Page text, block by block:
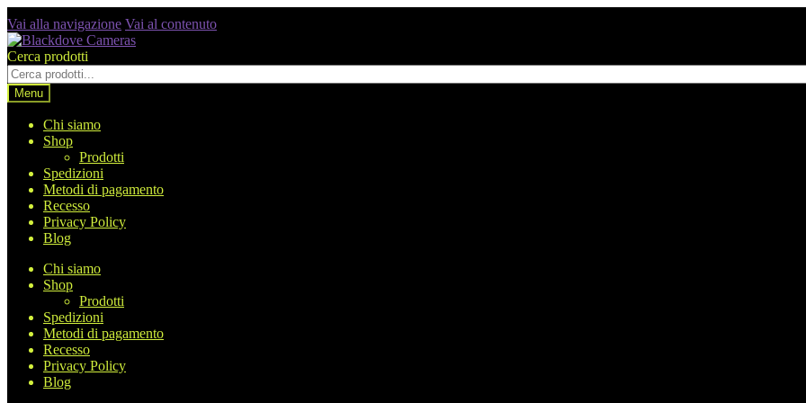
Vai alla navigazione Vai al contenuto
Cerca prodotti
Menu
Chi siamo
Shop
Prodotti
Spedizioni
Metodi di pagamento
Recesso
Privacy Policy
Blog
Chi siamo
Shop
Prodotti
Spedizioni
Metodi di pagamento
Recesso
Privacy Policy
Blog